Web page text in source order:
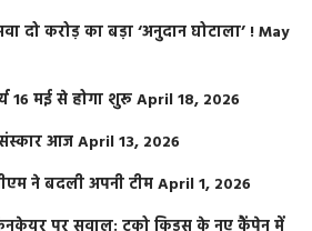
दो करोड़ का बड़ा ‘अनुदान घोटाला’ !May
16 मई से होगा शुरूApril 18, 2026
आजApril 13, 2026
ने बदली अपनी टीमApril 1, 2026